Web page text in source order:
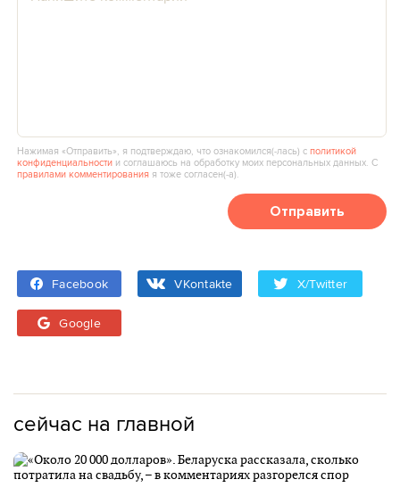
Нажимая «Отправить», я подтверждаю, что ознакомился(‑лась) сполитикой
конфиденциальности и соглашаюсь на обработку моих персональных данных. С
правилами комментирования я тоже согласен(‑а).
Отправить
Facebook VKontakte X/Twitter
Google
сейчас на главной